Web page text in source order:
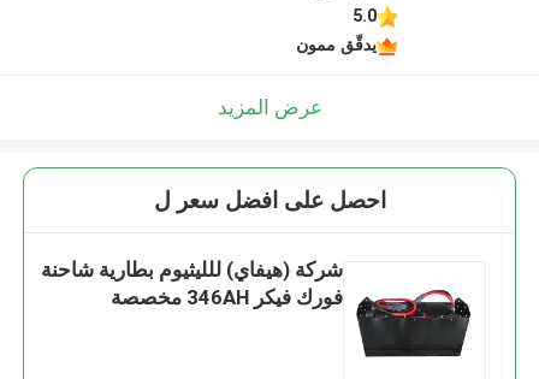
5.0
يدقّق ممون
عرض المزيد
احصل على افضل سعر ل
شركة (هيفاي) للليثيوم بطارية شاحنة
فورك فيكر 346AH مخصصة